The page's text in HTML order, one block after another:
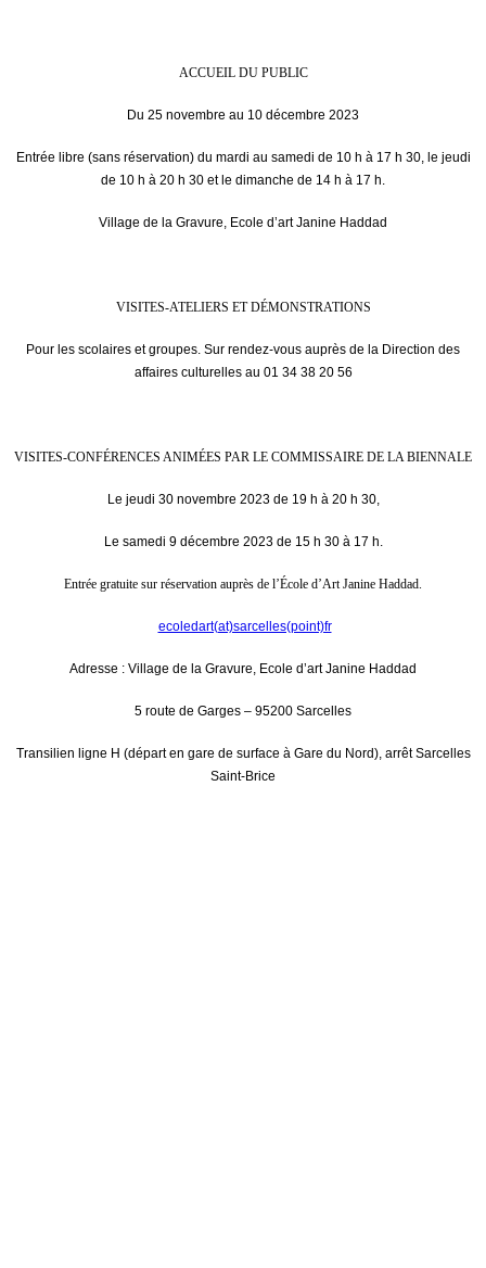
ACCUEIL DU PUBLIC
Du 25 novembre au 10 décembre 2023
Entrée libre (sans réservation) du mardi au samedi de 10 h à 17 h 30, le jeudi
de 10 h à 20 h 30 et le dimanche de 14 h à 17 h.
Village de la Gravure, Ecole d’art Janine Haddad
VISITES-ATELIERS ET DÉMONSTRATIONS
Pour les scolaires et groupes. Sur rendez-vous auprès de la Direction des
affaires culturelles au 01 34 38 20 56
VISITES-CONFÉRENCES ANIMÉES PAR LE COMMISSAIRE DE LA BIENNALE
Le jeudi 30 novembre 2023 de 19 h à 20 h 30,
Le samedi 9 décembre 2023 de 15 h 30 à 17 h.
Entrée gratuite sur réservation auprès de l’École d’Art Janine Haddad.
ecoledart(at)sarcelles(point)fr
Adresse : Village de la Gravure, Ecole d’art Janine Haddad
5 route de Garges – 95200 Sarcelles
Transilien ligne H (départ en gare de surface à Gare du Nord), arrêt Sarcelles
Saint-Brice